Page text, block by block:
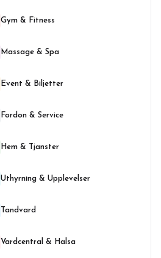
Gym & Fitness
Massage & Spa
Event & Biljetter
Fordon & Service
Hem & Tjanster
Uthyrning & Upplevelser
Tandvard
Vardcentral & Halsa